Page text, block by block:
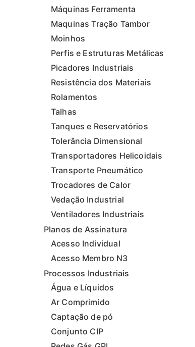
Máquinas Ferramenta
Maquinas Tração Tambor
Moinhos
Perfis e Estruturas Metálicas
Picadores Industriais
Resistência dos Materiais
Rolamentos
Talhas
Tanques e Reservatórios
Tolerância Dimensional
Transportadores Helicoidais
Transporte Pneumático
Trocadores de Calor
Vedação Industrial
Ventiladores Industriais
Planos de Assinatura
Acesso Individual
Acesso Membro N3
Processos Industriais
Água e Líquidos
Ar Comprimido
Captação de pó
Conjunto CIP